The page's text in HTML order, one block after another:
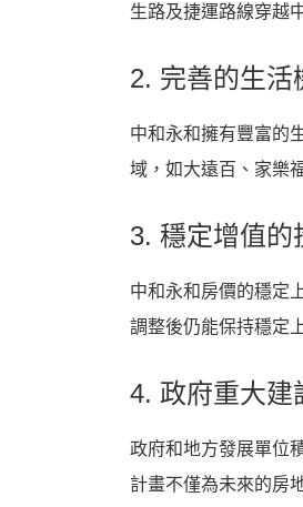
生路及捷運路線穿越
2. 完善的生活
中和永和擁有豐富的
域，如大遠百、家樂
3. 穩定增值的
中和永和房價的穩定
調整後仍能保持穩定
4. 政府重大建
政府和地方發展單位
計畫不僅為未來的房